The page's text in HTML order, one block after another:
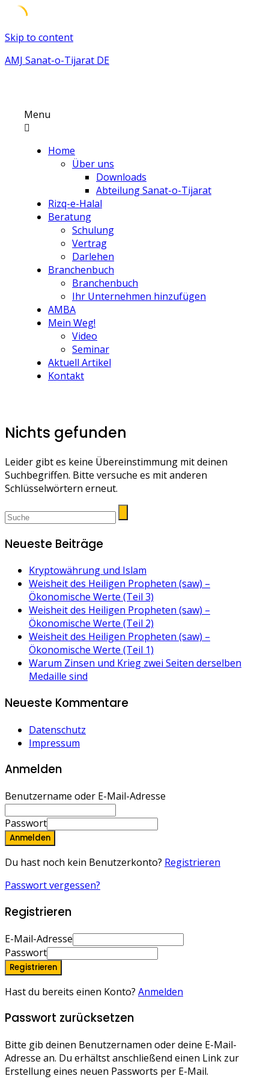
Skip to content
AMJ Sanat-o-Tijarat DE
Menu
Home
Über uns
Downloads
Abteilung Sanat-o-Tijarat
Rizq-e-Halal
Beratung
Schulung
Vertrag
Darlehen
Branchenbuch
Branchenbuch
Ihr Unternehmen hinzufügen
AMBA
Mein Weg!
Video
Seminar
Aktuell Artikel
Kontakt
Nichts gefunden
Leider gibt es keine Übereinstimmung mit deinen
Suchbegriffen. Bitte versuche es mit anderen
Schlüsselwörtern erneut.
Neueste Beiträge
Kryptowährung und Islam
Weisheit des Heiligen Propheten (saw) –
Ökonomische Werte (Teil 3)
Weisheit des Heiligen Propheten (saw) –
Ökonomische Werte (Teil 2)
Weisheit des Heiligen Propheten (saw) –
Ökonomische Werte (Teil 1)
Warum Zinsen und Krieg zwei Seiten derselben
Medaille sind
Neueste Kommentare
Datenschutz
Impressum
Anmelden
Benutzername oder E-Mail-Adresse
Passwort
Anmelden
Du hast noch kein Benutzerkonto? Registrieren
Passwort vergessen?
Registrieren
E-Mail-Adresse
Passwort
Registrieren
Hast du bereits einen Konto? Anmelden
Passwort zurücksetzen
Bitte gib deinen Benutzernamen oder deine E-Mail-
Adresse an. Du erhältst anschließend einen Link zur
Erstellung eines neuen Passworts per E-Mail.